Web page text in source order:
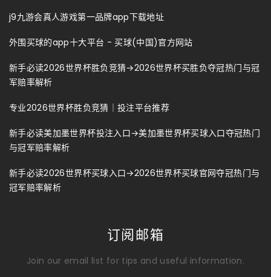
j9九游会真人游戏第一品牌app下载地址
外围买球的app十大平台 - 买球(中国)官方网站
新手必读2026世界杯胜负竞猜→2026世界杯买胜负夺冠热门与冠
军赔率解析
专业2026世界杯胜负竞猜｜投注平台推荐
新手必读美加墨世界杯投注入口→美加墨世界杯买球入口夺冠热门
与冠军赔率解析
新手必读2026世界杯买球入口→2026世界杯买球官网夺冠热门与
冠军赔率解析
订阅邮箱
Join our email list for tips and useful information.